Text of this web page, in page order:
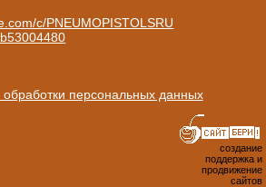
c/PNEUMOPISTOLSRU
персональных данных
создание
поддержка и
продвижение
сайтов